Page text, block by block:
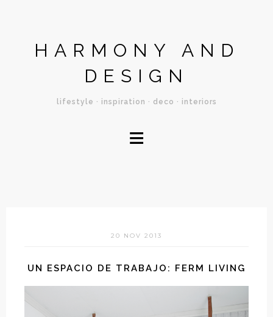
HARMONY AND
DESIGN
lifestyle · inspiration · deco · interiors
≡
20 NOV 2013
UN ESPACIO DE TRABAJO: FERM LIVING